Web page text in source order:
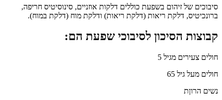
סיבוכים של זיהום בשפעת כוללים דלקות אוזניים, סינוסיטיס חריפה,
ברונכיטיס, דלקת ריאות (דלקת ריאות) ודלקת מוח (דלקת במוח).
קבוצות הסיכון לסיבוכי שפעת הם:
חולים צעירים מגיל 5
חולים מעל גיל 65
נשים הרוןת